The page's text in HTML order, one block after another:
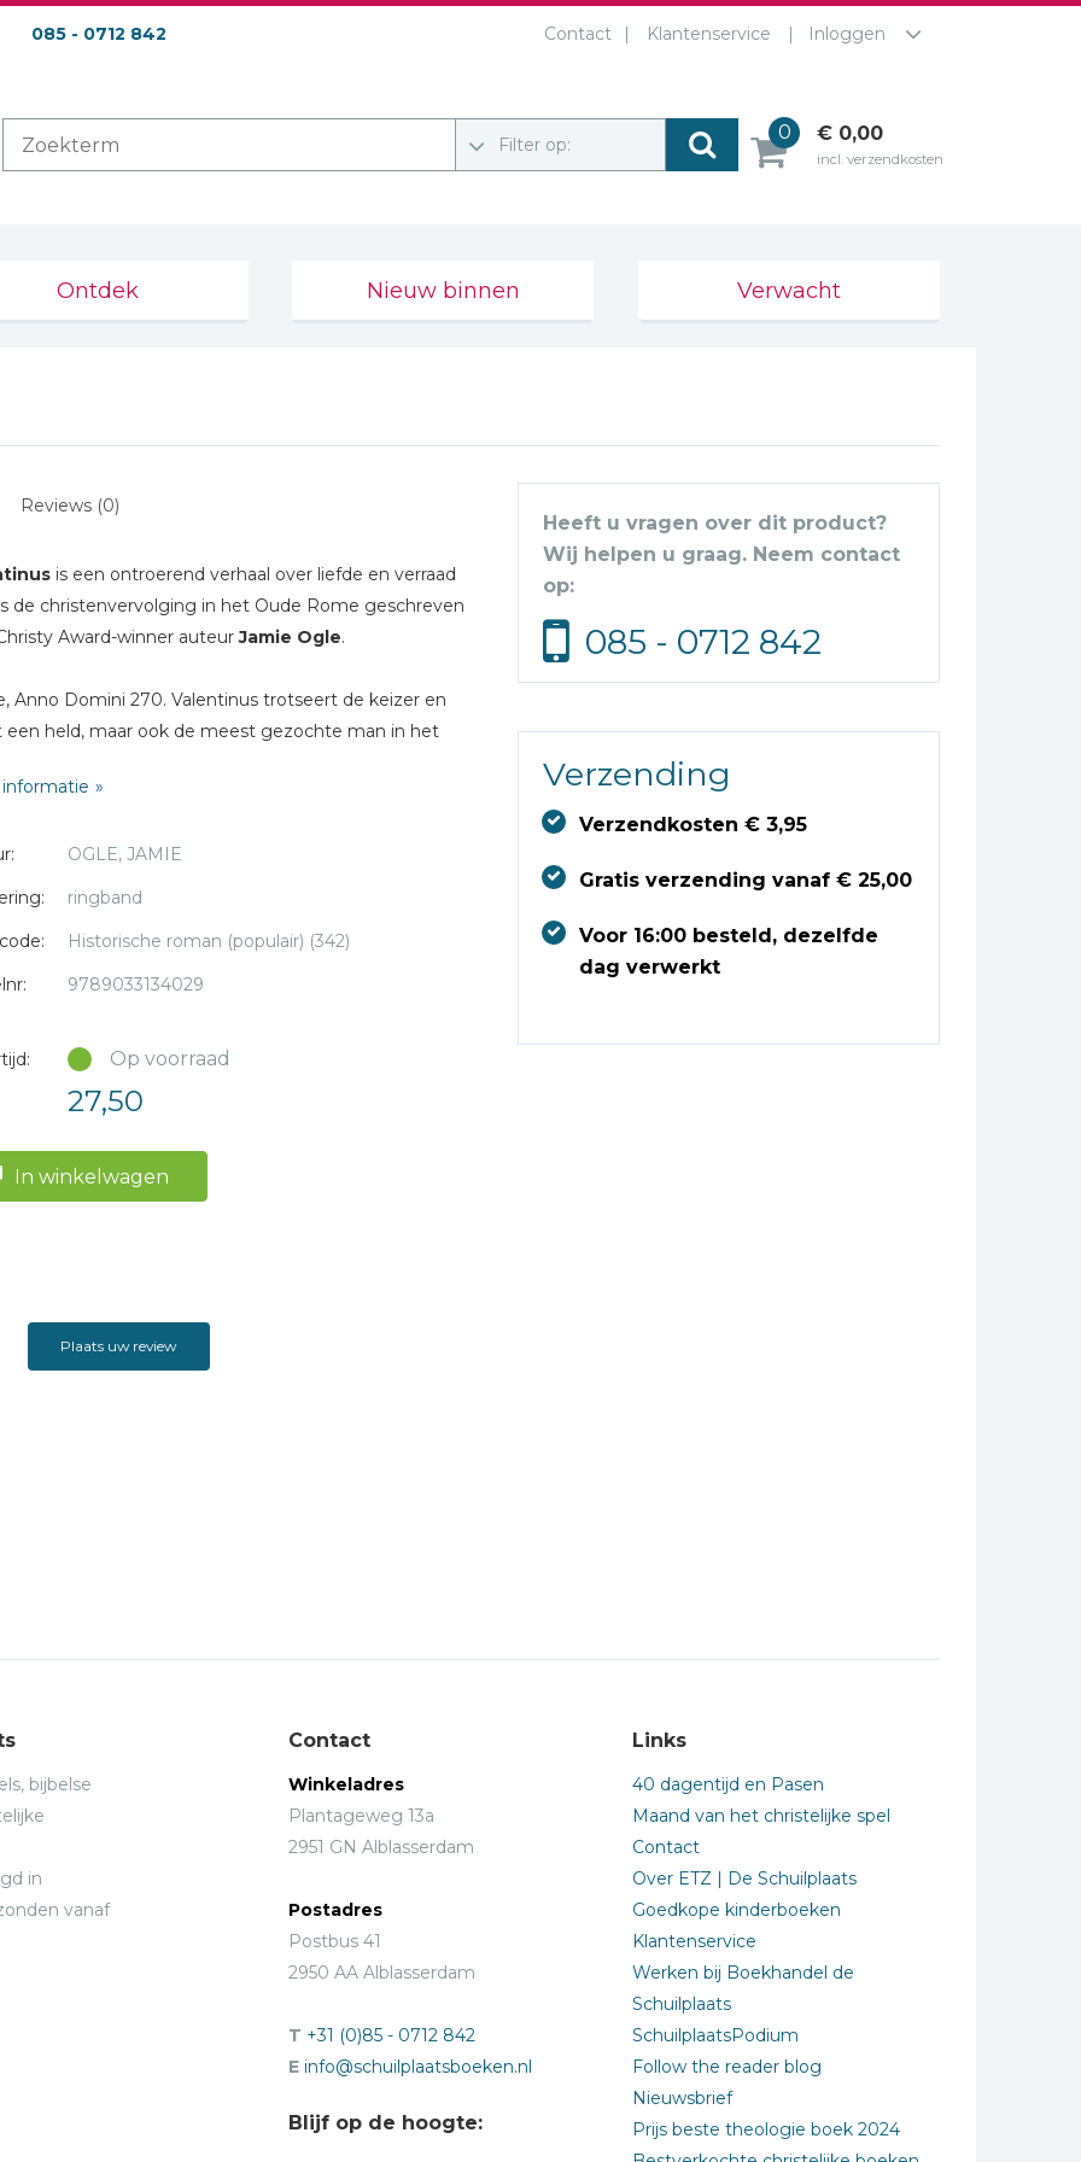
085 - 0712 842 Contact Klantenservice Inloggen
Filter op:
0 € 0,00
incl. verzendkosten
Ontdek Nieuw binnen Verwacht
Reviews (0)
is een ontroerend verhaal over liefde en verraad
de christenvervolging in het Oude Rome geschreven
Award-winner auteurJamie Ogle.
Anno Domini 270. Valentinus trotseert de keizer en
een held, maar ook de meest gezochte man in het
totdat een ontmoeting met de dochter van een
OGLE, JAMIE
ringband
Historische roman (populair) (342)
9789033134029
Op voorraad
27,50
In winkelwagen
Heeft u vragen over dit product?
Wij helpen u graag. Neem contact
op:
085 - 0712 842
Verzending
Verzendkosten € 3,95
Gratis verzending vanaf € 25,00
Voor 16:00 besteld, dezelfde
dag verwerkt
Plaats uw review
bijbelse
in
vanaf
Contact
Winkeladres
Plantageweg 13a
2951 GN Alblasserdam
Postadres
Postbus 41
2950 AA Alblasserdam
T +31 (0)85 - 0712 842
E info@schuilplaatsboeken.nl
Blijf op de hoogte:
Links
40 dagentijd en Pasen
Maand van het christelijke spel
Contact
Over ETZ | De Schuilplaats
Goedkope kinderboeken
Klantenservice
Werken bij Boekhandel de
Schuilplaats
SchuilplaatsPodium
Follow the reader blog
Nieuwsbrief
Prijs beste theologie boek 2024